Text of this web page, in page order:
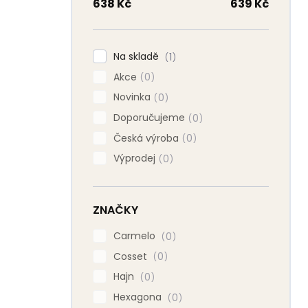
638 Kč 639 Kč
Na skladě
1
Akce
0
Novinka
0
Doporučujeme
0
Česká výroba
0
Výprodej
0
ZNAČKY
Carmelo
0
Cosset
0
Hajn
0
Hexagona
0